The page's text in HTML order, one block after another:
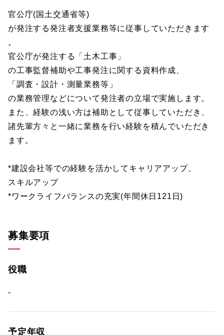
官公庁(国土交通省等)
が発注する発注者支援業務等に従事していただきます
。
官公庁が発注する「土木工事」
の工事監督補助や工事発注に関する資料作成、
「調査・設計・測量業務等」
の業務管理などについて発注者の立場で実施します。
また、経験の浅い方は補助として従事していただき、
諸先輩方々と一緒に業務を行い経験を積んでいただき
ます。
*建設会社等での経験を活かしてキャリアアップ、
スキルアップ
*ワークライフバランスの充実(年間休日121日)
募集要項
役職
-
予定年収